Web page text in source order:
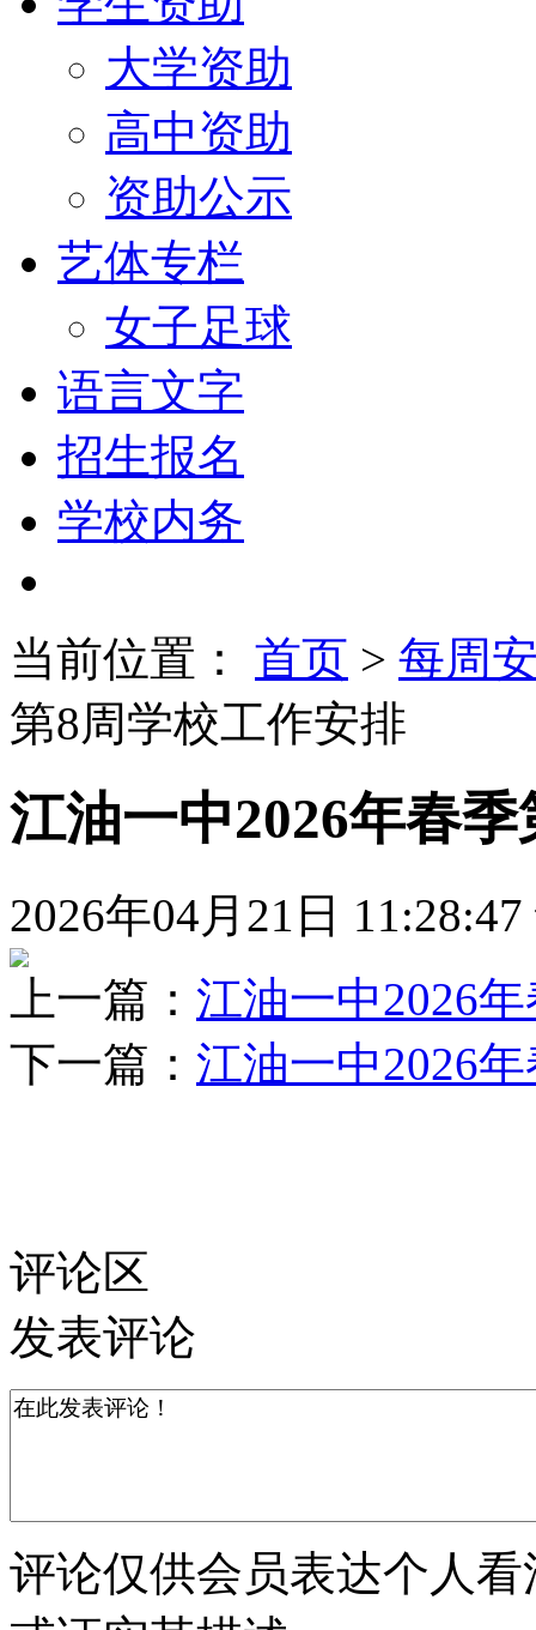
大学资助
高中资助
资助公示
艺体专栏
女子足球
语言文字
招生报名
学校内务
当前位置： 首页 > 每周
第8周学校工作安排
江油一中2026年春
2026年04月21日 11:28:47
上一篇： 江油一中2026
下一篇： 江油一中2026
评论区
发表评论
评论仅供会员表达个人